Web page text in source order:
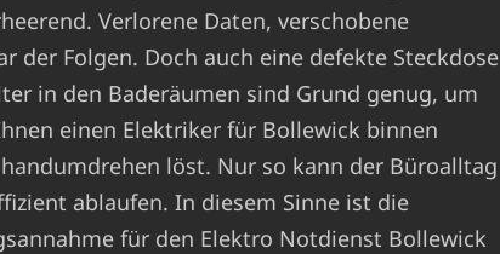
Verlorene Daten, verschobene
der Folgen. Doch auch eine defekte Steckdose
in den Baderäumen sind Grund genug, um
einen Elektriker für Bollewick binnen
löst. Nur so kann der Büroalltag
ablaufen. In diesem Sinne ist die
für den Elektro Notdienst Bollewick